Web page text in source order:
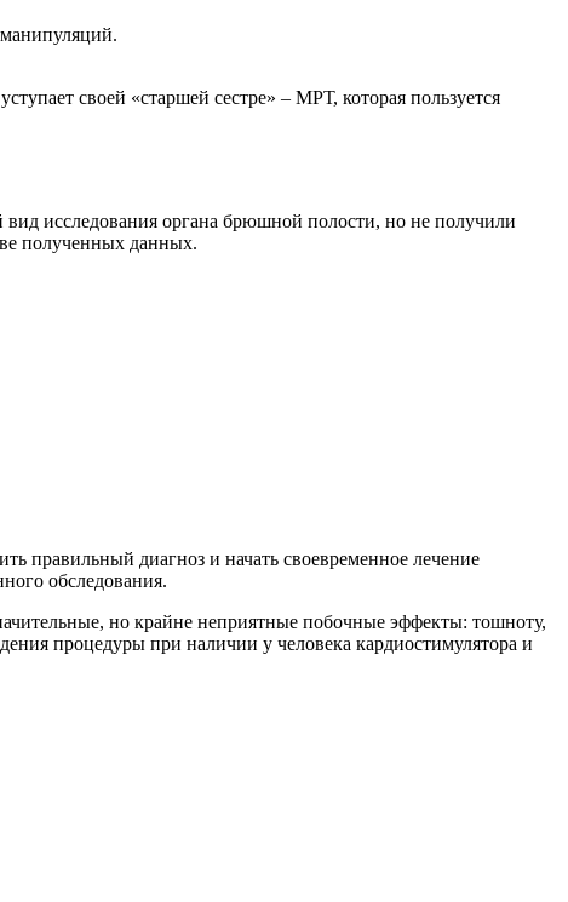
своей «старшей сестре» – МРТ, которая пользуется
вид исследования органа брюшной полости, но не получили
полученных данных.
правильный диагноз и начать своевременное лечение
обследования.
но крайне неприятные побочные эффекты: тошноту,
процедуры при наличии у человека кардиостимулятора и